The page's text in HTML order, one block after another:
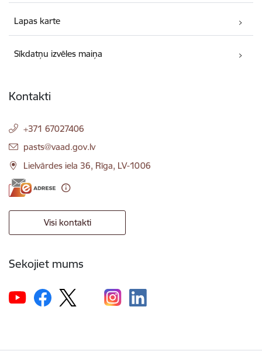
Lapas karte
Sīkdatņu izvēles maiņa
Kontakti
+371 67027406
E-pasts:
pasts@vaad.gov.lv
Lielvārdes iela 36, Rīga, LV-1006
Visi kontakti
Sekojiet mums